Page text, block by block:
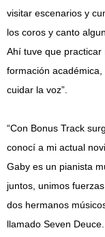
visitar escenarios y
los coros y canto
Ahí tuve que
formación
cuidar la voz”.
“Con Bonus Track
conocí a mi actual
Gaby es un pianista
juntos, unimos
dos hermanos
llamado Seven